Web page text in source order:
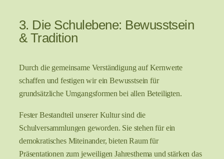
3. Die Schulebene: Bewusstsein
& Tradition
Durch die gemeinsame Verständigung auf Kernwerte
schaffen und festigen wir ein Bewusstsein für
grundsätzliche Umgangsformen bei allen Beteiligten.
Fester Bestandteil unserer Kultur sind die
Schulversammlungen geworden. Sie stehen für ein
demokratisches Miteinander, bieten Raum für
Präsentationen zum jeweiligen Jahresthema und stärken das